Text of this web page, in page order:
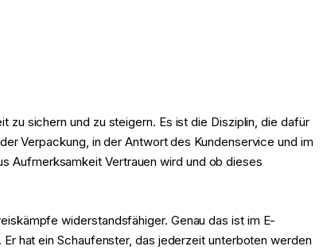
zu sichern und zu steigern. Es ist die Disziplin, die dafür
Verpackung, in der Antwort des Kundenservice und im
Aufmerksamkeit Vertrauen wird und ob dieses
widerstandsfähiger. Genau das ist im E-
hat ein Schaufenster, das jederzeit unterboten werden